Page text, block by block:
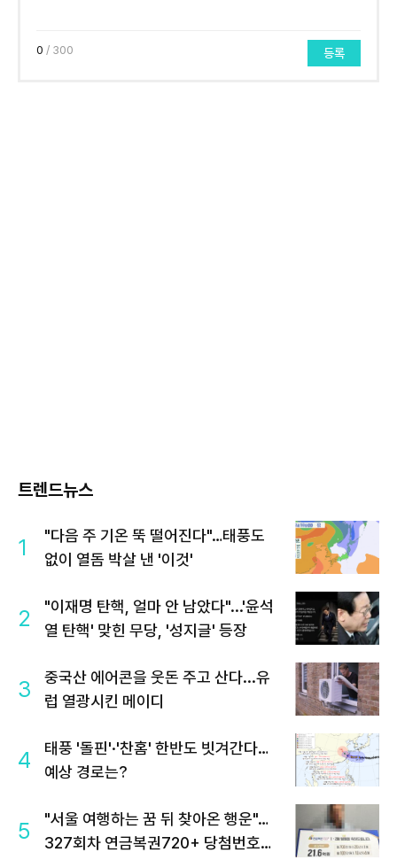
0 / 300 등록
트렌드뉴스
1
"다음 주 기온 뚝 떨어진다"…태풍도
없이 열돔 박살 낸 '이것'
2
"이재명 탄핵, 얼마 안 남았다"...'윤석
열 탄핵' 맞힌 무당, '성지글' 등장
3
중국산 에어콘을 웃돈 주고 산다...유
럽 열광시킨 메이디
4
태풍 '돌핀'·'찬홈' 한반도 빗겨간다…
예상 경로는?
5
"서울 여행하는 꿈 뒤 찾아온 행운"…
327회차 연금복권720+ 당첨번호조